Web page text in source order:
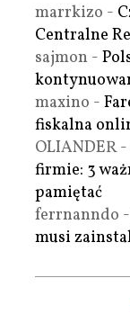
marrkizo -
Centralne
sajmon -
maxino -
fiskalna
OLIANDER-
firmie: 3
pamiętać
ferrnanndo -
musi